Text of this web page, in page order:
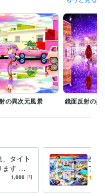
正、タイトル制作、ブログ
紙制作
ブログ記事
パンク サイバーパンク 小説
年2月
の異次元風景 鏡面反射の異
タイト
ます シ
界の空間
1,000 円
画像
フト
で、